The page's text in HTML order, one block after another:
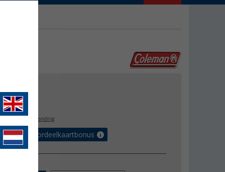
gratis verzending
tot 5% voordeelkaartbonus